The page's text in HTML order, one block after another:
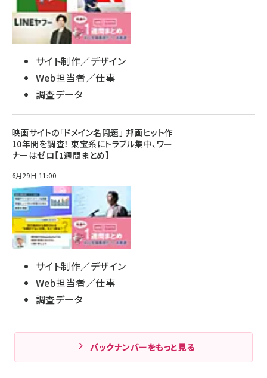
サイト制作／デザイン
Web担当者／仕事
調査データ
映画サイトの「ドメイン名問題」 邦画ヒット作
10年間を調査！ 東宝系にトラブル集中、ワー
ナーはゼロ【1週間まとめ】
6月29日 11:00
サイト制作／デザイン
Web担当者／仕事
調査データ
バックナンバーをもっと見る